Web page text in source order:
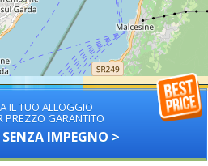
IL TUO ALLOGGIO
PREZZO GARANTITO
IMPEGNO >